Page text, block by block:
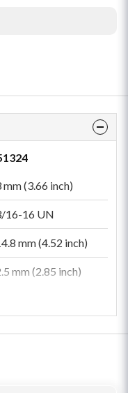
mm (3.66 inch)
16-16 UN
mm (4.52 inch)
mm (2.85 inch)
mm (2.42 inch)